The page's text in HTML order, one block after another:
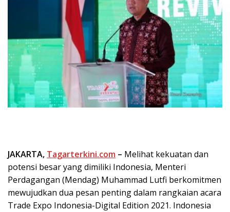
JAKARTA, Tagarterkini.com – Melihat kekuatan dan
potensi besar yang dimiliki Indonesia, Menteri
Perdagangan (Mendag) Muhammad Lutfi berkomitmen
mewujudkan dua pesan penting dalam rangkaian acara
Trade Expo Indonesia-Digital Edition 2021. Indonesia